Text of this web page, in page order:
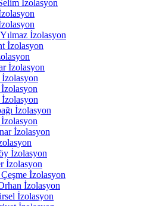
İzolasyon
İzolasyon
İzolasyon
İzolasyon
İzolasyon
İzolasyon
İzolasyon
İzolasyon
İzolasyon
İzolasyon
İzolasyon
İzolasyon